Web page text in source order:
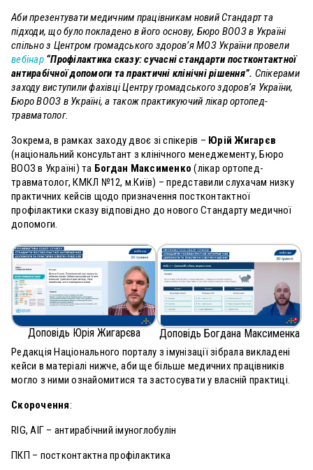
Аби презентувати медичним працівникам новий Стандарт та
підходи, що було покладено в його основу, Бюро ВООЗ в Україні
спільно з Центром громадського здоров’я МОЗ України провели
вебінар “Профілактика сказу: сучасні стандарти постконтактної
антирабічної допомоги та практичні клінічні рішення”. Спікерами
заходу виступили фахівці Центру громадського здоров’я України,
Бюро ВООЗ в Україні, а також практикуючий лікар ортопед-
травматолог.
Зокрема, в рамках заходу двоє зі спікерів – Юрій Жигарєв
(національний консультант з клінічного менеджементу, Бюро
ВООЗ в Україні) та Богдан Максименко (лікар ортопед-
травматолог, КМКЛ №12, м.Київ) – представили слухачам низку
практичних кейсів щодо призначення постконтактної
профілактики сказу відповідно до нового Стандарту медичної
допомоги.
Доповідь Юрія Жигарєва Доповідь Богдана Максименка
Редакція Національного порталу з імунізації зібрала викладені
кейси в матеріалі нижче, аби ще більше медичних працівників
могло з ними ознайомитися та застосувати у власній практиці.
Скорочення:
RIG, АІГ – антирабічний імуноглобулін
ПКП – постконтактна профілактика